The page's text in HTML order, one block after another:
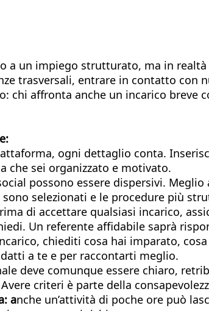
a un impiego strutturato, ma in
trasversali, entrare in contatto con
chi affronta anche un incarico
ogni dettaglio conta.
che sei organizzato e motivato.
possono essere dispersivi.
selezionati e le procedure più
di accettare qualsiasi incarico,
Un referente affidabile saprà
chiediti cosa hai imparato,
a te e per raccontarti meglio.
deve comunque essere chiaro,
criteri è parte della
anche un’attività di poche ore può